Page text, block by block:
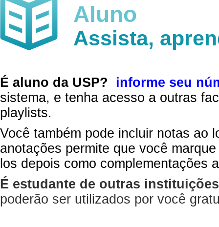
Aluno
Assista,
É aluno da USP?
informe seu
sistema, e tenha acesso a outras
playlists.
Você também pode incluir notas ao
anotações permite que você
los depois como complementações
É estudante de outras
poderão ser utilizados por você